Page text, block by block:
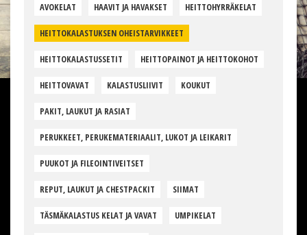
AVOKELAT HAAVIT JA HAVAKSET HEITTOHYRRÄKELAT
HEITTOKALASTUKSEN OHEISTARVIKKEET
HEITTOKALASTUSSETIT HEITTOPAINOT JA HEITTOKOHOT
HEITTOVAVAT KALASTUSLIIVIT KOUKUT
PAKIT, LAUKUT JA RASIAT
PERUKKEET, PERUKEMATERIAALIT, LUKOT JA LEIKARIT
PUUKOT JA FILEOINTIVEITSET
REPUT, LAUKUT JA CHESTPACKIT SIIMAT
TÄSMÄKALASTUS KELAT JA VAVAT UMPIKELAT